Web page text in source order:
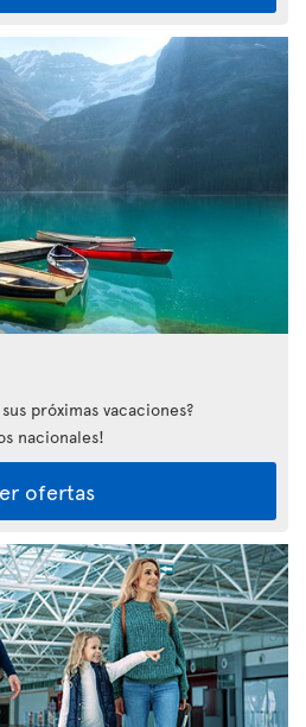
próximas vacaciones?
nacionales!
ofertas